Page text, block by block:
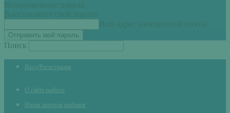
Всоатновление пароля
Восстановите свой пароль
Ваш адрес электронной почты
Поиск
Вход/Регистрация
О сайте рыбхоз
Ищем авторов рыбаков